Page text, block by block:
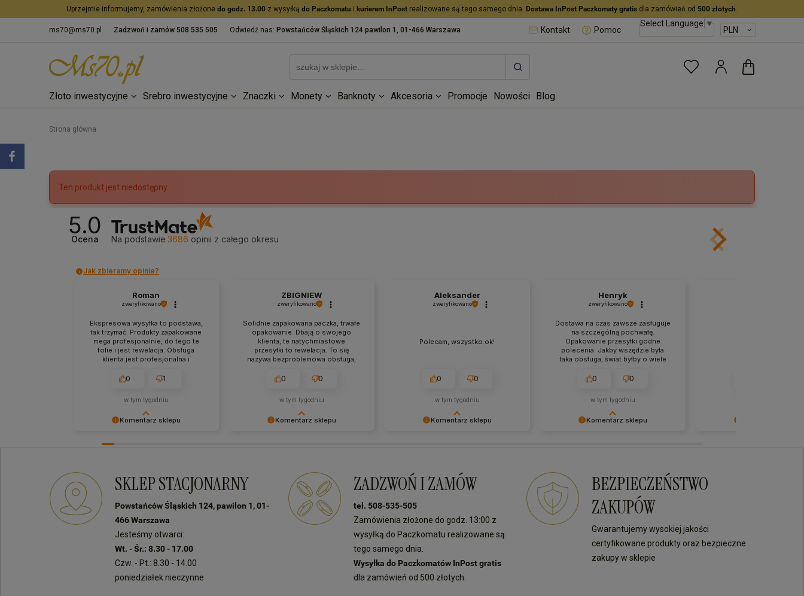
Uprzejmie informujemy, zamówienia złożone do godz. 13.00 z wysyłką do Paczkomatu i kurierem InPost realizowane są tego samego dnia. Dostawa InPost Paczkomaty gratis dla zamówień od 500 złotych.
Select Language▼
ms70@ms70.pl Zadzwoń i zamów 508 535 505 Odwiedź nas: Powstańców Śląskich 124 pawilon 1, 01-466 Warszawa Kontakt Pomoc
Złoto inwestycyjne Srebro inwestycyjne Znaczki Monety Banknoty Akcesoria Promocje Nowości Blog
Strona główna
Ten produkt jest niedostępny.
5.0
Ocena Na podstawie 3686 opinii z całego okresu
Jak zbieramy opinie?
Komentarz sklepu
tak dobrej opinii. Naszym
Twoja recenzja to nagroda za nasze
wysiłki - dziękujemy raz jeszcze i
mamy nadzieję - do szybkiego
zobaczenia! Ms70
Roman
zweryfikowano
Ekspresowa wysyłka to podstawa,
tak trzymać. Produkty zapakowane
mega profesjonalnie, do tego te
folie i jest rewelacja. Obsługa
klienta jest profesjonalna i
zadowolony z zakupów w tym
0 1
w tym tygodniu
Komentarz sklepu
opinię. Doceniamy czas i wysiłek
innymi klientami Twoimi
doświadczeniami. Do zobaczenia!
ZBIGNIEW
zweryfikowano
Solidnie zapakowana paczka, trwałe
opakowanie. Dbają o swojego
klienta, te natychmiastowe
przesyłki to rewelacja. To się
nazywa bezproblemowa obsługa,
obiecano, tak zrealizowano.
wytrzymałe opakowanie.
0 0
w tym tygodniu
Komentarz sklepu
opinie! Twój komentarz sprawił nam
pytania czy potrzebować pomocy,
skontaktuj się z nami - zawsze
służymy pomocą!
Aleksander
zweryfikowano
Polecam, wszystko ok!
0 0
w tym tygodniu
Komentarz sklepu
komentarz! Twój entuzjazm jest dla
zobaczenia przy kolejnych
zakupach!
Henryk
zweryfikowano
Dostawa na czas zawsze zasługuje
na szczególną pochwałę.
Opakowanie przesyłki godne
polecenia. Jakby wszędzie była
taka obsługa, świat byłby o wiele
dobrej jakości towar i świetna
0 0
w tym tygodniu
komentarz! Twój entuzjazm
zakupach!
SKLEP STACJONARNY
Powstańców Śląskich 124, pawilon 1, 01-
466 Warszawa
Jesteśmy otwarci:
Wt. - Śr.: 8.30 - 17.00
Czw. - Pt.: 8.30 - 14.00
poniedziałek nieczynne
ZADZWOŃ I ZAMÓW
tel. 508-535-505
Zamówienia złożone do godz. 13:00 z
wysyłką do Paczkomatu realizowane są
tego samego dnia.
Wysyłka do Paczkomatów InPost gratis
dla zamówień od 500 złotych.
BEZPIECZEŃSTWO
ZAKUPÓW
Gwarantujemy wysokiej jakości
certyfikowane produkty oraz bezpieczne
zakupy w sklepie